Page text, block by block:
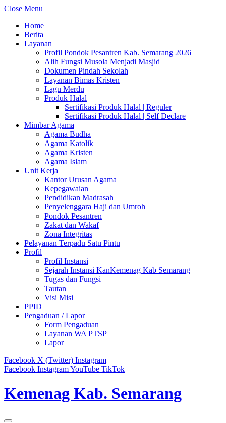
Close Menu
Home
Berita
Layanan
Profil Pondok Pesantren Kab. Semarang 2026
Alih Fungsi Musola Menjadi Masjid
Dokumen Pindah Sekolah
Layanan Bimas Kristen
Lagu Merdu
Produk Halal
Sertifikasi Produk Halal | Reguler
Sertifikasi Produk Halal | Self Declare
Mimbar Agama
Agama Budha
Agama Katolik
Agama Kristen
Agama Islam
Unit Kerja
Kantor Urusan Agama
Kepegawaian
Pendidikan Madrasah
Penyelenggara Haji dan Umroh
Pondok Pesantren
Zakat dan Wakaf
Zona Integritas
Pelayanan Terpadu Satu Pintu
Profil
Profil Instansi
Sejarah Instansi KanKemenag Kab Semarang
Tugas dan Fungsi
Tautan
Visi Misi
PPID
Pengaduan / Lapor
Form Pengaduan
Layanan WA PTSP
Lapor
Facebook X (Twitter) Instagram
Facebook InstagramYouTube TikTok
Kemenag Kab. Semarang